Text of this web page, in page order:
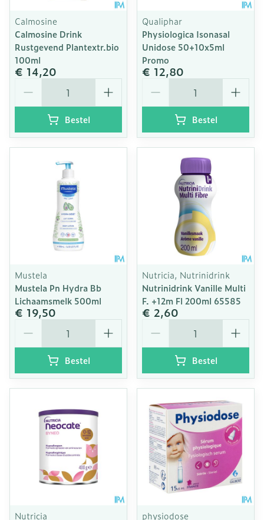
Calmosine
Calmosine Drink
Rustgevend Plantextr.bio
100ml
€ 14,20
Bestel
Qualiphar
Physiologica Isonasal
Unidose 50+10x5ml
Promo
€ 12,80
Bestel
Mustela
Mustela Pn Hydra Bb
Lichaamsmelk 500ml
€ 19,50
Bestel
Nutricia, Nutrinidrink
Nutrinidrink Vanille Multi
F. +12m Fl 200ml 65585
€ 2,60
Bestel
Nutricia
physiodose